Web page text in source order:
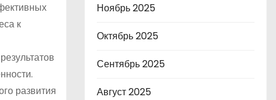
к
развития
Ноябрь 2025
Октябрь 2025
Сентябрь 2025
Август 2025